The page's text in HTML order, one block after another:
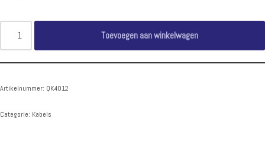
Toevoegen aan winkelwagen
Artikelnummer: QK4012
Categorie: Kabels